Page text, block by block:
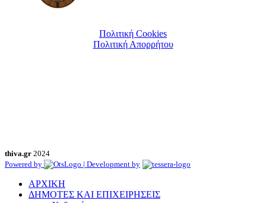
Πολιτική Cookies
Πολιτική Απορρήτου
thiva.gr 2024
Powered by
| Development by
ΑΡΧΙΚΗ
ΔΗΜΟΤΕΣ ΚΑΙ ΕΠΙΧΕΙΡΗΣΕΙΣ